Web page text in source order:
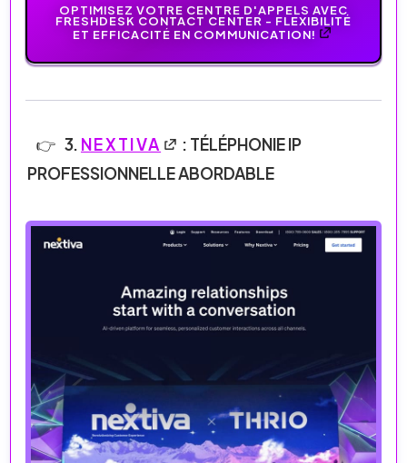
OPTIMISEZ VOTRE CENTRE D'APPELS AVEC
FRESHDESK CONTACT CENTER - FLEXIBILITÉ
ET EFFICACITÉ EN COMMUNICATION!
3. NEXTIVA
: TÉLÉPHONIE IP
PROFESSIONNELLE ABORDABLE